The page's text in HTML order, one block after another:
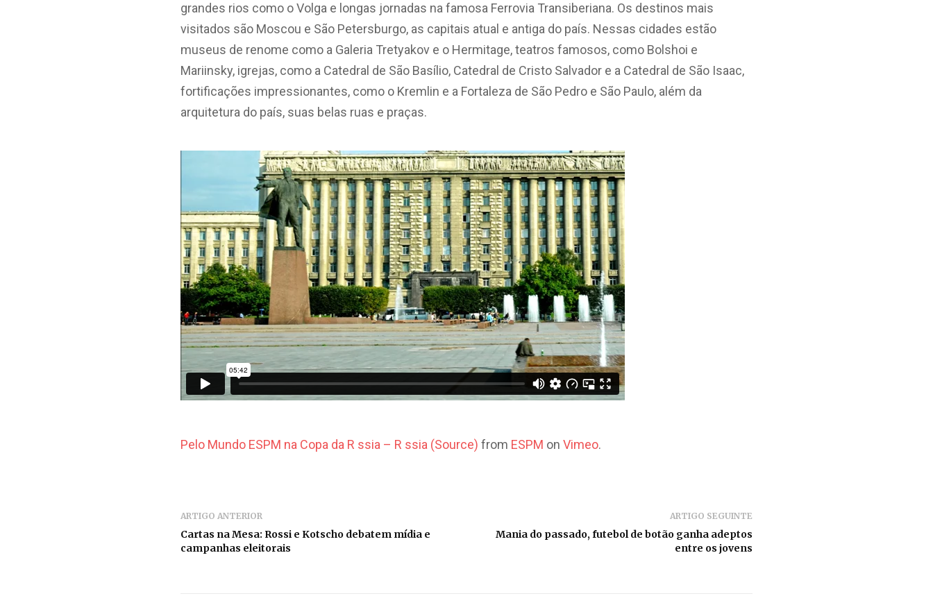
grandes rios como o Volga e longas jornadas na famosa Ferrovia Transiberiana. Os destinos mais
visitados são Moscou e São Petersburgo, as capitais atual e antiga do país. Nessas cidades estão
museus de renome como a Galeria Tretyakov e o Hermitage, teatros famosos, como Bolshoi e
Mariinsky, igrejas, como a Catedral de São Basílio, Catedral de Cristo Salvador e a Catedral de São Isaac,
fortificações impressionantes, como o Kremlin e a Fortaleza de São Pedro e São Paulo, além da
arquitetura do país, suas belas ruas e praças.
Pelo Mundo ESPM na Copa da R ssia – R ssia (Source) from ESPM onVimeo.
ARTIGO ANTERIOR
Cartas na Mesa: Rossi e Kotscho debatem mídia e
campanhas eleitorais
ARTIGO SEGUINTE
Mania do passado, futebol de botão ganha adeptos
entre os jovens